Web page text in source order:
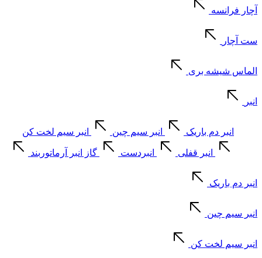
آچار فرانسه
ست آچار
الماس شیشه بری
انبر
انبر دم باریک انبر سیم چین انبر سیم لخت کن
انبر قفلی انبردست گاز انبر آرماتوربند
انبر دم باریک
انبر سیم چین
انبر سیم لخت کن